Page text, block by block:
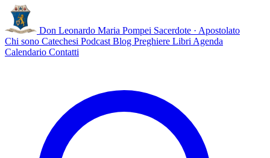
Don Leonardo Maria Pompei Sacerdote · Apostolato
Chi sono Catechesi Podcast Blog Preghiere Libri Agenda
Calendario Contatti